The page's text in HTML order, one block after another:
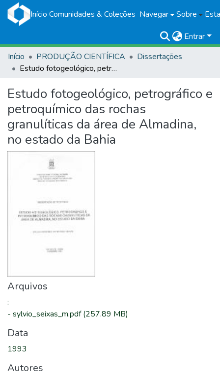
Início Comunidades & Coleções Navegar Sobre
Entrar
Início
PRODUÇÃO CIENTÍFICA
Dissertações
Estudo fotogeológico, petrográfico e petroquímico das rochas granulíticas da área de Almadina, no estado da Bahia
Estudo fotogeológico, petrográfico e
petroquímico das rochas
granulíticas da área de Almadina,
no estado da Bahia
Arquivos
:
- sylvio_seixas_m.pdf(257.89 MB)
Data
1993
Autores